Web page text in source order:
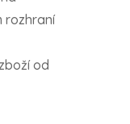
rozhraní
od